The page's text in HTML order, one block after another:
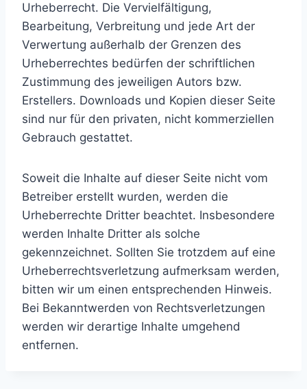
Urheberrecht. Die Vervielfältigung,
Bearbeitung, Verbreitung und jede Art der
Verwertung außerhalb der Grenzen des
Urheberrechtes bedürfen der schriftlichen
Zustimmung des jeweiligen Autors bzw.
Erstellers. Downloads und Kopien dieser Seite
sind nur für den privaten, nicht kommerziellen
Gebrauch gestattet.
Soweit die Inhalte auf dieser Seite nicht vom
Betreiber erstellt wurden, werden die
Urheberrechte Dritter beachtet. Insbesondere
werden Inhalte Dritter als solche
gekennzeichnet. Sollten Sie trotzdem auf eine
Urheberrechtsverletzung aufmerksam werden,
bitten wir um einen entsprechenden Hinweis.
Bei Bekanntwerden von Rechtsverletzungen
werden wir derartige Inhalte umgehend
entfernen.